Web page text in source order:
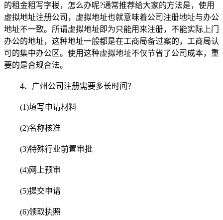
的租金租写字楼，怎么办呢?通常推荐给大家的方法是，使用
虚拟地址注册公司，虚拟地址也就意味着公司注册地址与办公
地址不一致。所谓虚拟地址即为只能用来注册，不能实际上门
办公的地址，这种地址一般都是在工商局备过案的，工商局认
可的集中办公区。使用这种虚拟地址不仅节省了公司成本，重
要的是合规合法。
4、广州公司注册需要多长时间？
(1)填写申请材料
(2)名称核准
(3)特殊行业前置审批
(4)网上预审
(5)提交申请
(6)领取执照